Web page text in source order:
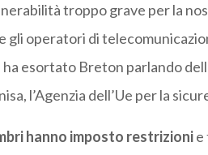
troppo grave per la
gli operatori di
esortato Breton parlando
l’Agenzia dell’Ue per la
hanno imposto restrizionie